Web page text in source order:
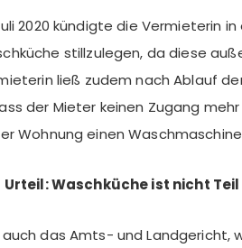
2020 kündigte die Vermieterin
stillzulegen, da diese
ließ zudem nach Ablauf
der Mieter keinen Zugang
Wohnung einen
Urteil: Waschküche ist nicht
das Amts- und Landgericht,